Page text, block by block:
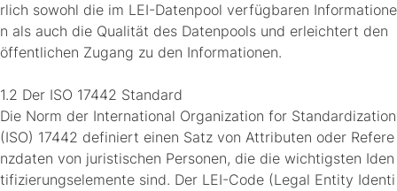
rlich sowohl die im LEI-Datenpool verfügbaren Informatione
n als auch die Qualität des Datenpools und erleichtert den
öffentlichen Zugang zu den Informationen.
1.2 Der ISO 17442 Standard
Die Norm der International Organization for Standardization
(ISO) 17442 definiert einen Satz von Attributen oder Refere
nzdaten von juristischen Personen, die die wichtigsten Iden
tifizierungselemente sind. Der LEI-Code (Legal Entity Identi